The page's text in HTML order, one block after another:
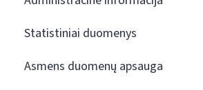
Statistiniai duomenys
Asmens duomenų apsauga